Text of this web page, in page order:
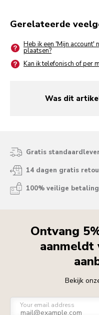
Gerelateerde
Heb ik een 'Mijn account'
plaatsen?
Kan ik telefonisch of per
Was dit
yes
no
Gratis
14 dagen gratis
100% veilige betaling
Ontvang
aanmeldt
Bekijk
Your email address